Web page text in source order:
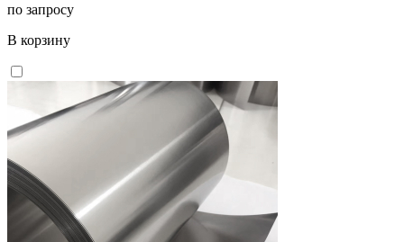
по запросу
В корзину